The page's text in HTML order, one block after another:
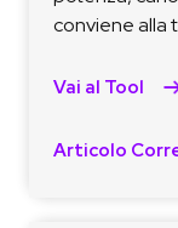
conviene alla
Vai al Tool
Articolo